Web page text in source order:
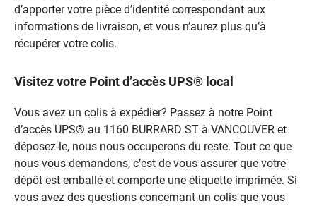
d’apporter votre pièce d’identité correspondant aux
informations de livraison, et vous n’aurez plus qu’à
récupérer votre colis.
Visitez votre Point d’accès UPS® local
Vous avez un colis à expédier? Passez à notre Point
d’accès UPS® au 1160 BURRARD ST à VANCOUVER et
déposez-le, nous nous occuperons du reste. Tout ce que
nous vous demandons, c’est de vous assurer que votre
dépôt est emballé et comporte une étiquette imprimée. Si
vous avez des questions concernant un colis que vous